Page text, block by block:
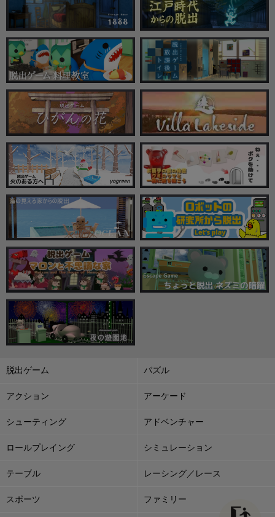
脱出ゲーム パズル
アクション アーケード
シューティング アドベンチャー
ロールプレイング シミュレーション
テーブル レーシング／レース
スポーツ ファミリー